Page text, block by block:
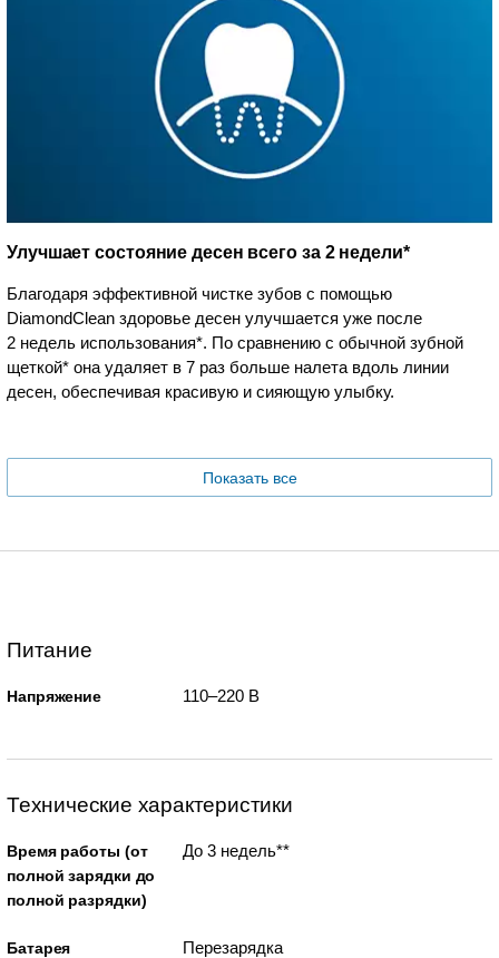
Улучшает состояние десен всего за 2 недели*
Благодаря эффективной чистке зубов с помощью
DiamondClean здоровье десен улучшается уже после
2 недель использования*. По сравнению с обычной зубной
щеткой* она удаляет в 7 раз больше налета вдоль линии
десен, обеспечивая красивую и сияющую улыбку.
Показать все
Питание
Напряжение 110–220 В
Технические характеристики
Время работы (от
полной зарядки до
полной разрядки)
До 3 недель**
Батарея Перезарядка